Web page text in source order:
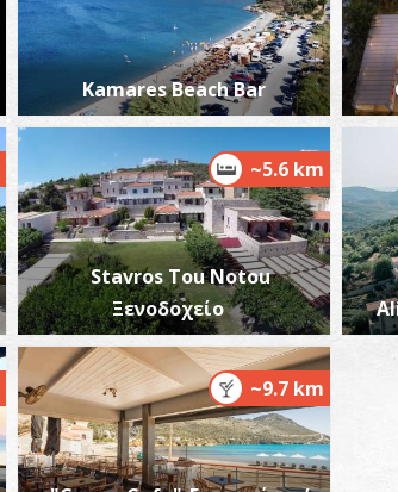
Kamares Beach Bar
~5.6 km
Stavros Tou Notou
Ξενοδοχείο
~9.7 km